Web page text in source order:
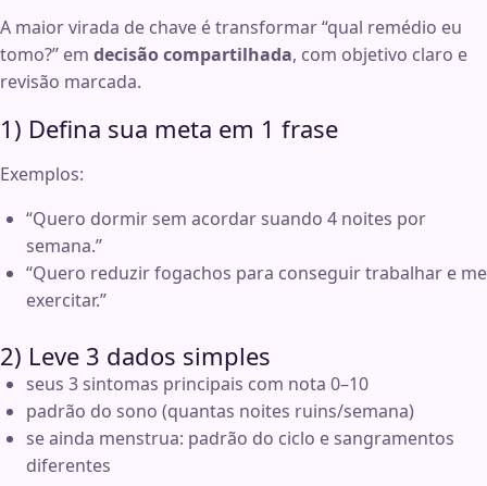
A maior virada de chave é transformar “qual remédio eu
tomo?” em decisão compartilhada, com objetivo claro e
revisão marcada.
1) Defina sua meta em 1 frase
Exemplos:
“Quero dormir sem acordar suando 4 noites por
semana.”
“Quero reduzir fogachos para conseguir trabalhar e me
exercitar.”
2) Leve 3 dados simples
seus 3 sintomas principais com nota 0–10
padrão do sono (quantas noites ruins/semana)
se ainda menstrua: padrão do ciclo e sangramentos
diferentes